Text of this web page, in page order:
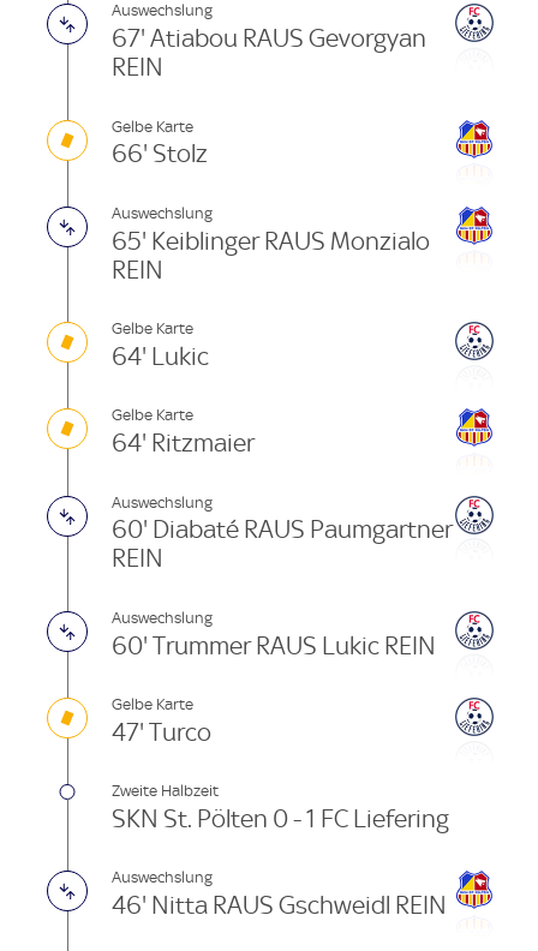
Auswechslung
67' Atiabou RAUS Gevorgyan
REIN
Gelbe Karte
66' Stolz
Auswechslung
65' Keiblinger RAUS Monzialo
REIN
Gelbe Karte
64' Lukic
Gelbe Karte
64' Ritzmaier
Auswechslung
60' Diabaté RAUS Paumgartner
REIN
Auswechslung
60' Trummer RAUS Lukic REIN
Gelbe Karte
47' Turco
Zweite Halbzeit
SKN St. Pölten 0 - 1 FC Liefering
Auswechslung
46' Nitta RAUS Gschweidl REIN